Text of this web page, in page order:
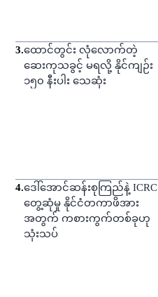
3.ထောင်တွင်း လုံလောက်တဲ့
ဆေးကုသခွင့် မရလို့ နိုင်ကျဉ်း
၁၅၀ နီးပါး သေဆုံး
4.ဒေါ်အောင်ဆန်းစုကြည်နဲ့ ICRC
တွေ့ဆုံမှု နိုင်ငံတကာဖိအား
အတွက် ကစားကွက်တစ်ခုဟု
သုံးသပ်